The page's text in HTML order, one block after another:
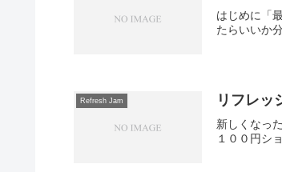
はじめに「
たらいいか
Refresh Jam リフレッ
新しくなっ
１００円シ